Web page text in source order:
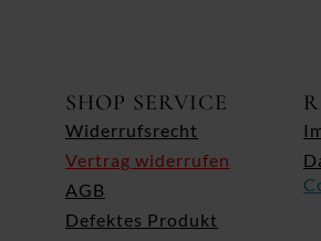
SHOP SERVICE
Widerrufsrecht
Vertrag widerrufen
AGB
Defektes Produkt